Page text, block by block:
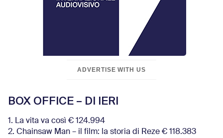
ADVERTISE WITH US
BOX OFFICE – DI IERI
1. La vita va così € 124.994
2. Chainsaw Man – il film: la storia di Reze € 118.383